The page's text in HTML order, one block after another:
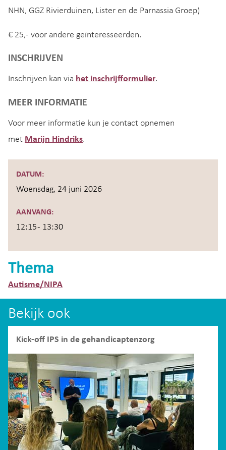
NHN, GGZ Rivierduinen, Lister en de Parnassia Groep)
€ 25,- voor andere geïnteresseerden.
INSCHRIJVEN
Inschrijven kan via het inschrijfformulier.
MEER INFORMATIE
Voor meer informatie kun je contact opnemen
met Marijn Hindriks.
DATUM:
Woensdag, 24 juni 2026
AANVANG:
12:15 - 13:30
Thema
Autisme/NIPA
Bekijk ook
Kick-off IPS in de gehandicaptenzorg